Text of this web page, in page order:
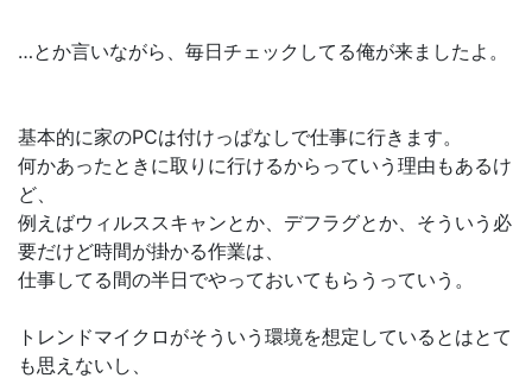
…とか言いながら、毎日チェックしてる俺が来ましたよ。
基本的に家のPCは付けっぱなしで仕事に行きます。
何かあったときに取りに行けるからっていう理由もあるけ
ど、
例えばウィルススキャンとか、デフラグとか、そういう必
要だけど時間が掛かる作業は、
仕事してる間の半日でやっておいてもらうっていう。
トレンドマイクロがそういう環境を想定しているとはとて
も思えないし、